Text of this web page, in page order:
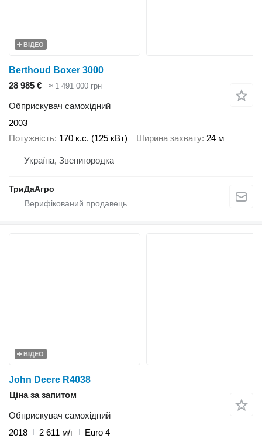
ВІДЕО
Berthoud Boxer 3000
28 985 €
≈ 1 491 000 грн
Обприскувач самохідний
2003
Потужність 170 к.с. (125 кВт) Ширина захвату 24 м
Україна, Звенигородка
ТриДаАгро
ВІДЕО
John Deere R4038
Ціна за запитом
Обприскувач самохідний
2018
2 611 м/г
Euro 4